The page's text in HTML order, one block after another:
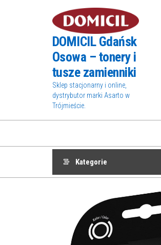
DOMICIL Gdańsk
Osowa – tonery i
tusze zamienniki
Sklep stacjonarny i online,
dystrybutor marki Asarto w
Trójmieście.
Kategorie